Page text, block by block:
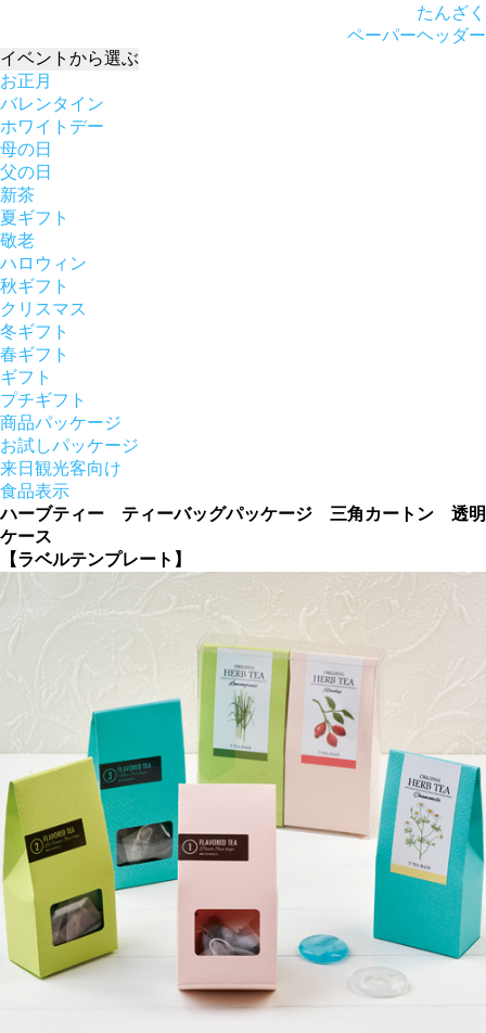
たんざく
ペーパーヘッダー
イベント から選ぶ
お正月
バレンタイン
ホワイトデー
母の日
父の日
新茶
夏ギフト
敬老
ハロウィン
秋ギフト
クリスマス
冬ギフト
春ギフト
ギフト
プチギフト
商品パッケージ
お試しパッケージ
来日観光客向け
食品表示
ハーブティー ティーバッグパッケージ 三角カートン 透明
ケース
【ラベルテンプレート】